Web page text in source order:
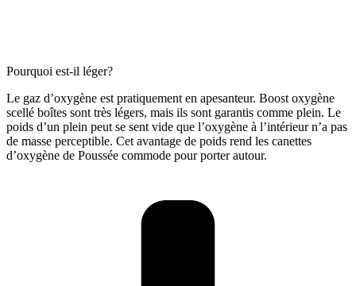
Pourquoi est-il léger?
Le gaz d’oxygène est pratiquement en apesanteur. Boost oxygène
scellé boîtes sont très légers, mais ils sont garantis comme plein. Le
poids d’un plein peut se sent vide que l’oxygène à l’intérieur n’a pas
de masse perceptible. Cet avantage de poids rend les canettes
d’oxygène de Poussée commode pour porter autour.